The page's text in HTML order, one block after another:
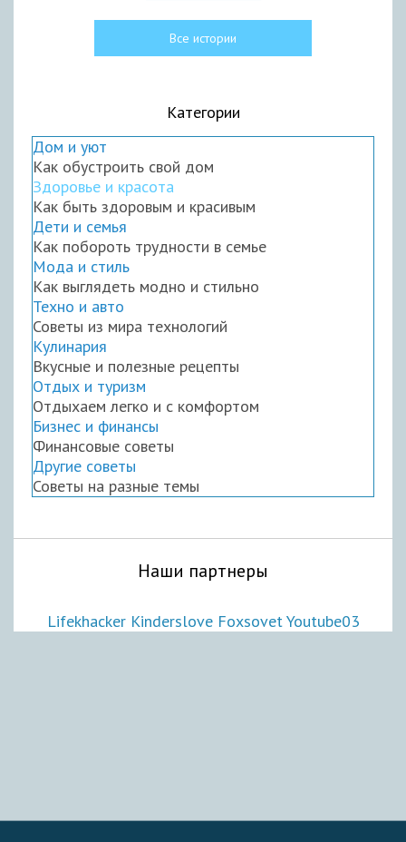
Все истории
Категории
Дом и уют
Как обустроить свой дом
Здоровье и красота
Как быть здоровым и красивым
Дети и семья
Как побороть трудности в семье
Мода и стиль
Как выглядеть модно и стильно
Техно и авто
Советы из мира технологий
Кулинария
Вкусные и полезные рецепты
Отдых и туризм
Отдыхаем легко и с комфортом
Бизнес и финансы
Финансовые советы
Другие советы
Советы на разные темы
Наши партнеры
Lifekhacker Kinderslove FoxsovetYoutube03